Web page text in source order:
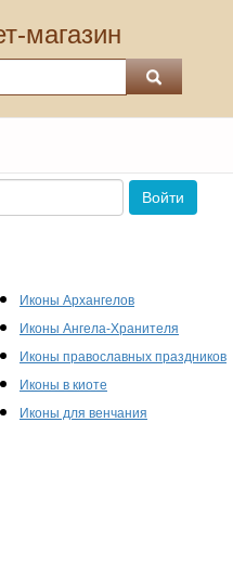
магазин
Войти
Иконы Архангелов
Иконы Ангела-Хранителя
Иконы православных праздников
Иконы в киоте
Иконы для венчания